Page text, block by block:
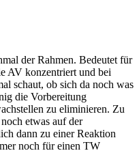
der Rahmen. Bedeutet für
AV konzentriert und bei
schaut, ob sich da noch was
die Vorbereitung
zu eliminieren. Zu
etwas auf der
dann zu einer Reaktion
noch für einen TW